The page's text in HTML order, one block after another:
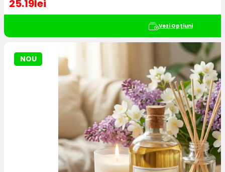
25.19lei
Vezi Opțiuni
NOU